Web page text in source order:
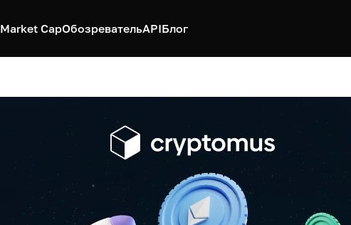
Market CapОбозревательAPIБлог